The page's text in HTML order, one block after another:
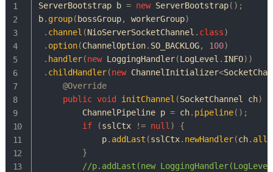
ServerBootstrap b = new ServerBootstrap( ) ;
b. group( bossGroup, workerGroup)
. channel (NioServerSocketChannel . class)
. option(ChannelOption. SO_BACKLOG, 100)
. handler(new LoggingHandler(LogLevel . INFO) )
. childHandler(new ChannelInitializer<
@Override
public void initChannel (SocketChannel ch)
ChannelPipeline p = ch. pipeline( ) ;
if
(sslCtx != null )
{
             p
. addLast (sslCtx. newHandler(ch.
}
//p.addLast(new